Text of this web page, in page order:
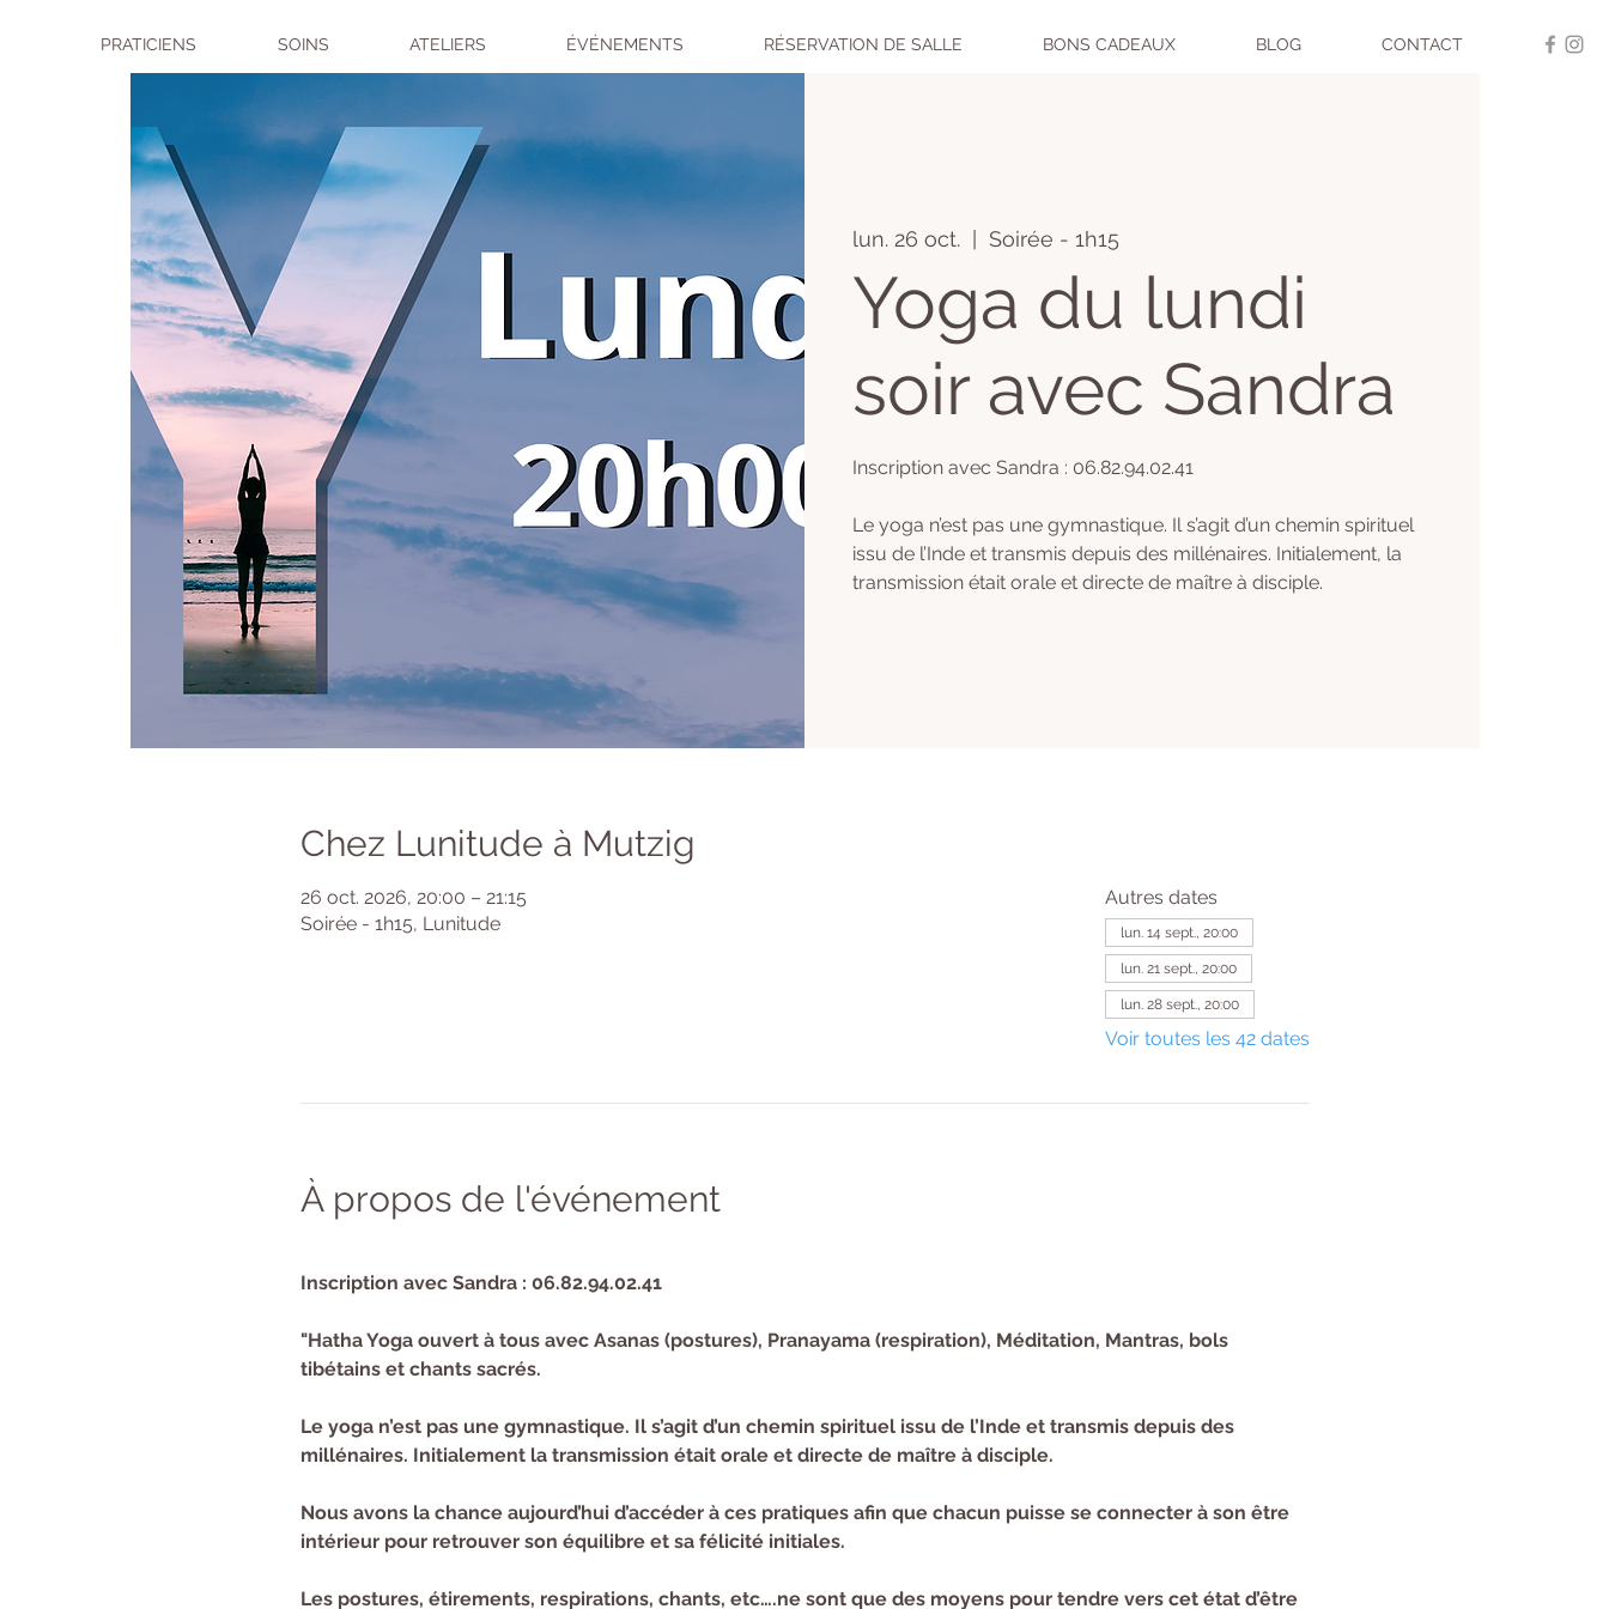
PRATICIENS SOINS ATELIERS ÉVÉNEMENTS RÉSERVATION DE SALLE BONS CADEAUX BLOG CONTACT
lun. 26 oct.
  |
Soirée - 1h15
Yoga du lundi
soir avec Sandra
Inscription avec Sandra : 06.82.94.02.41
Le yoga n’est pas une gymnastique. Il s’agit d’un chemin spirituel
issu de l’Inde et transmis depuis des millénaires. Initialement, la
transmission était orale et directe de maître à disciple.
Chez Lunitude à Mutzig
26 oct. 2026, 20:00 – 21:15
Soirée - 1h15, Lunitude
Autres dates
lun. 14 sept., 20:00
lun. 21 sept., 20:00
lun. 28 sept., 20:00
Voir toutes les 42 dates
À propos de l'événement
Inscription avec Sandra : 06.82.94.02.41
"Hatha Yoga ouvert à tous avec Asanas (postures), Pranayama (respiration), Méditation, Mantras, bols
tibétains et chants sacrés.
Le yoga n’est pas une gymnastique. Il s’agit d’un chemin spirituel issu de l’Inde et transmis depuis des
millénaires. Initialement la transmission était orale et directe de maître à disciple.
Nous avons la chance aujourd’hui d’accéder à ces pratiques afin que chacun puisse se connecter à son être
intérieur pour retrouver son équilibre et sa félicité initiales.
Les postures, étirements, respirations, chants, etc….ne sont que des moyens pour tendre vers cet état d’être